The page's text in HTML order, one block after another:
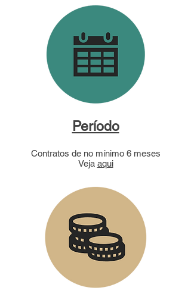
Período
Contratos de no mínimo 6 meses
Veja aqui